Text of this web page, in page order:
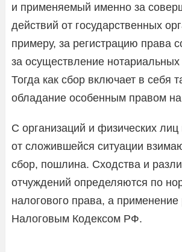
и применяемый именно за
действий от государственных
примеру, за регистрацию права
за осуществление нотариальных
Тогда как сбор включает в себя
обладание особенным правом
С организаций и физических лиц
от сложившейся ситуации
сбор, пошлина. Сходства и
отчуждений определяются по
налогового права, а применение
Налоговым Кодексом РФ.